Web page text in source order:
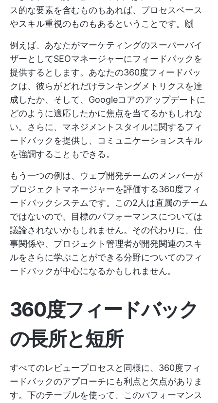
ス的な要素を含むものもあれば、プロセスベース
やスキル重視のものもあるということです。🙌
例えば、あなたがマーケティングのスーパーバイ
ザーとしてSEOマネージャーにフィードバックを
提供するとします。あなたの360度フィードバッ
クは、彼らがどれだけランキングメトリクスを達
成したか、そして、Googleコアのアップデートに
どのように適応したかに焦点を当てるかもしれな
い。さらに、マネジメントスタイルに関するフィ
ードバックを提供し、コミュニケーションスキル
を強調することもできる。
もう一つの例は、ウェブ開発チームのメンバーが
プロジェクトマネージャーを評価する360度フィ
ードバックシステムです。この2人は直属のチーム
ではないので、目標のパフォーマンスについては
議論されないかもしれません。その代わりに、仕
事関係や、プロジェクト管理者が開発関連のスキ
ルをさらに学ぶことができる分野についてのフィ
ードバックが中心になるかもしれません。
360度フィードバック
の長所と短所
すべてのレビュープロセスと同様に、360度フィ
ードバックのアプローチにも利点と欠点がありま
す。下のテーブルを使って、このパフォーマンス